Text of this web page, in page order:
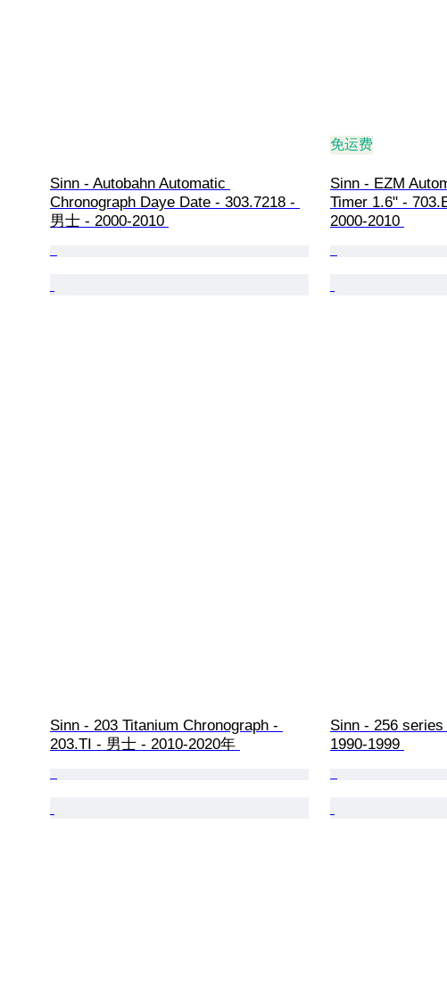
Sinn - Autobahn Automatic
Chronograph Daye Date - 303.7218 -
男士 - 2000-2010
免运费
Sinn - EZM
Timer 1.6" -
2000-2010
Sinn - 203 Titanium Chronograph -
203.TI - 男士 - 2010-2020年
Sinn - 256
1990-1999